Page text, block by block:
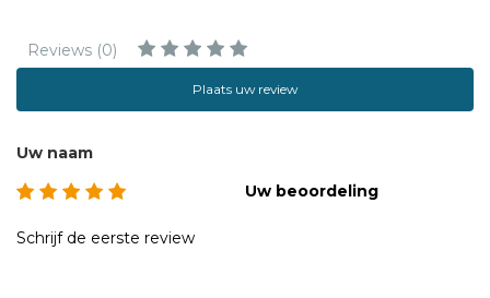
Reviews (0)
Plaats uw review
Uw naam
Uw beoordeling
Schrijf de eerste review